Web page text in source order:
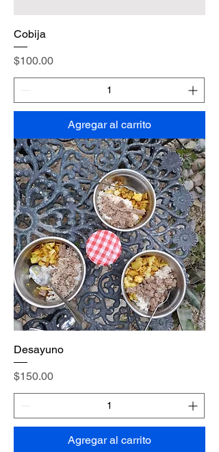
Cobija
Precio
$100.00
Agregar al carrito
Desayuno
Precio
$150.00
Agregar al carrito